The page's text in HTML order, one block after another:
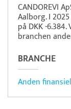
CANDOREVI
Aalborg. I
på DKK -
branchen
BRANCHE
Anden